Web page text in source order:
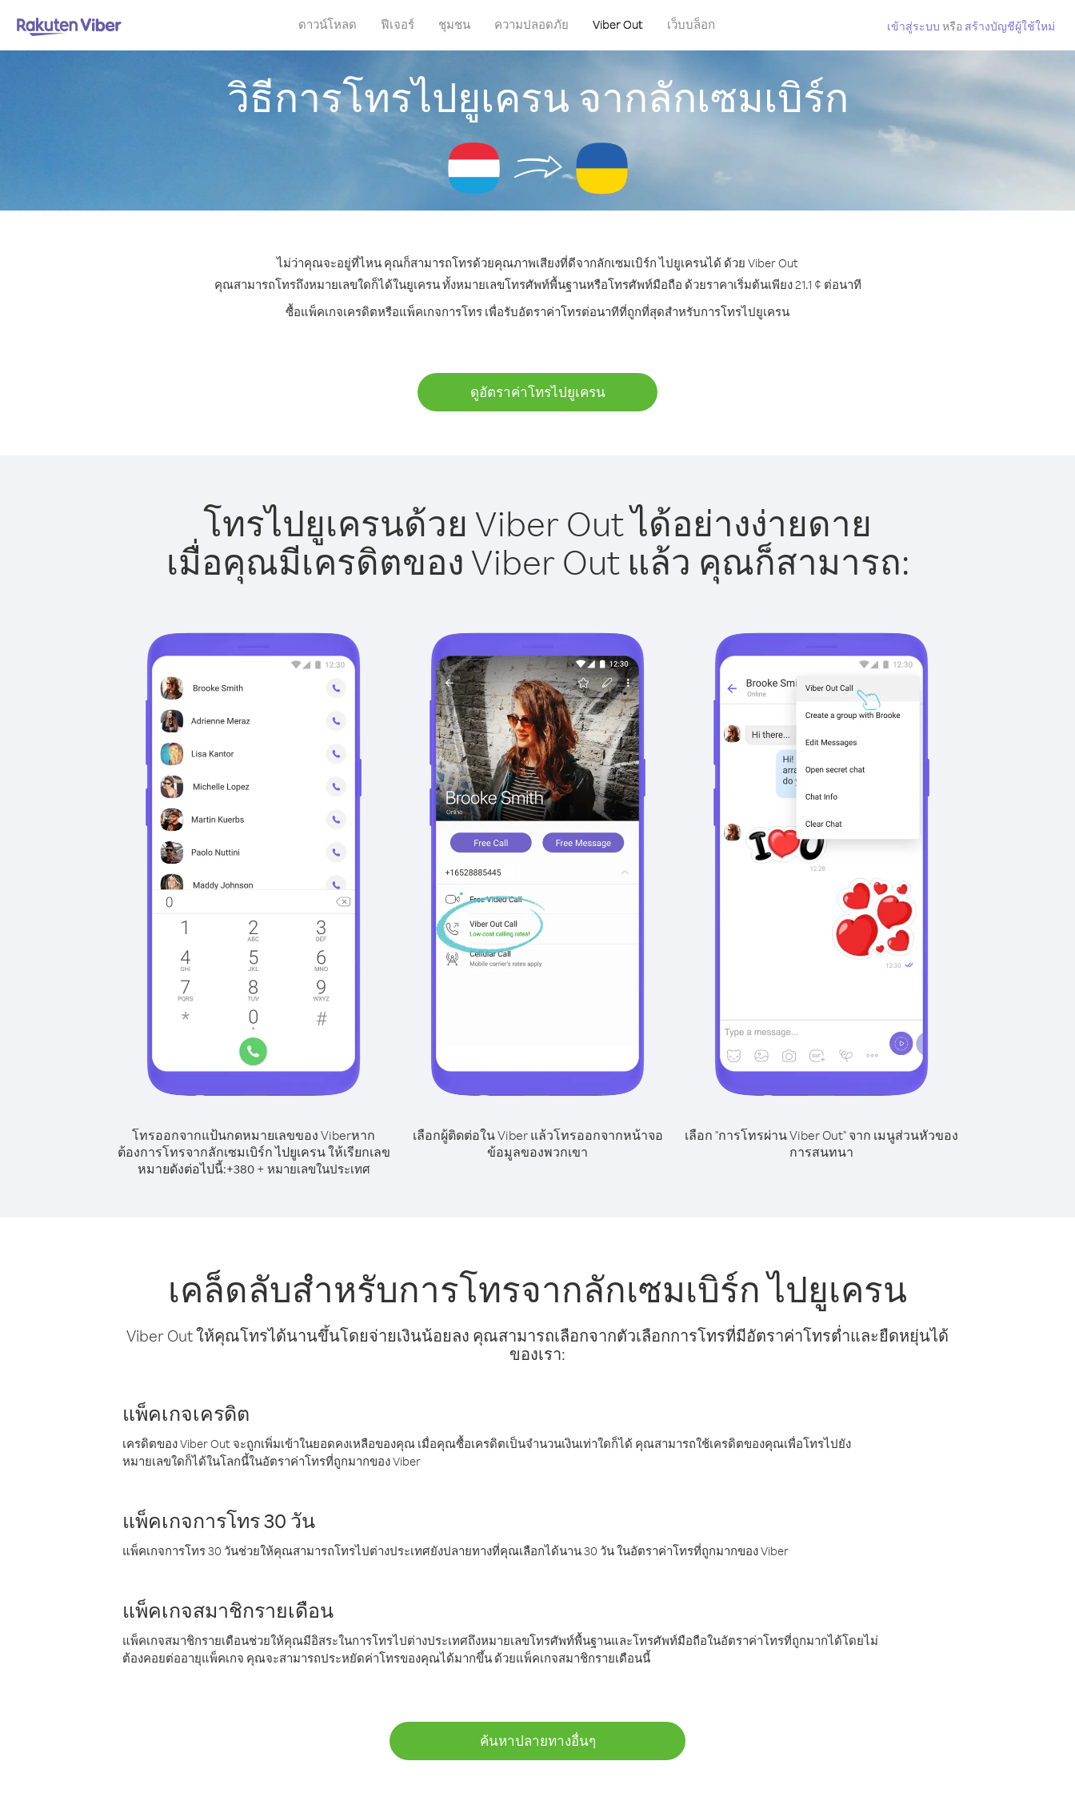
ดาวน์โหลด ฟีเจอร์ ชุมชน ความปลอดภัย Viber Out เว็บบล็อก เข้าสู่ระบบ หรือ สร้างบัญชีผู้ใช้ใหม่
วิธีการโทรไปยูเครน จากลักเซมเบิร์ก
ไม่ว่าคุณจะอยู่ที่ไหน คุณก็สามารถโทรด้วยคุณภาพเสียงที่ดีจากลักเซมเบิร์ก ไปยูเครนได้ ด้วย Viber Out
คุณสามารถโทรถึงหมายเลขใดก็ได้ในยูเครน ทั้งหมายเลขโทรศัพท์พื้นฐานหรือโทรศัพท์มือถือ ด้วยราคาเริ่มต้นเพียง 21.1 ¢ ต่อนาที
ซื้อแพ็คเกจเครดิตหรือแพ็คเกจการโทร เพื่อรับอัตราค่าโทรต่อนาทีที่ถูกที่สุดสำหรับการโทรไปยูเครน
ดูอัตราค่าโทรไปยูเครน
โทรไปยูเครนด้วย Viber Out ได้อย่างง่ายดาย
เมื่อคุณมีเครดิตของ Viber Out แล้ว คุณก็สามารถ:
โทรออกจากแป้นกดหมายเลขของ Viberหาก
ต้องการโทรจากลักเซมเบิร์ก ไปยูเครน ให้เรียกเลข
หมายดังต่อไปนี้:+380+ หมายเลขในประเทศ
เลือกผู้ติดต่อใน Viber แล้วโทรออกจากหน้าจอ
ข้อมูลของพวกเขา
เลือก "การโทรผ่าน Viber Out" จาก เมนูส่วนหัวของ
การสนทนา
เคล็ดลับสำหรับการโทรจากลักเซมเบิร์ก ไปยูเครน
Viber Out ให้คุณโทรได้นานขึ้นโดยจ่ายเงินน้อยลง คุณสามารถเลือกจากตัวเลือกการโทรที่มีอัตราค่าโทรต่ำและยืดหยุ่นได้
ของเรา:
แพ็คเกจเครดิต
เครดิตของ Viber Out จะถูกเพิ่มเข้าในยอดคงเหลือของคุณ เมื่อคุณซื้อเครดิตเป็นจำนวนเงินเท่าใดก็ได้ คุณสามารถใช้เครดิตของคุณเพื่อโทรไปยัง
หมายเลขใดก็ได้ในโลกนี้ในอัตราค่าโทรที่ถูกมากของ Viber
แพ็คเกจการโทร 30 วัน
แพ็คเกจการโทร 30 วันช่วยให้คุณสามารถโทรไปต่างประเทศยังปลายทางที่คุณเลือกได้นาน 30 วัน ในอัตราค่าโทรที่ถูกมากของ Viber
แพ็คเกจสมาชิกรายเดือน
แพ็คเกจสมาชิกรายเดือนช่วยให้คุณมีอิสระในการโทรไปต่างประเทศถึงหมายเลขโทรศัพท์พื้นฐานและโทรศัพท์มือถือในอัตราค่าโทรที่ถูกมากได้โดยไม่
ต้องคอยต่ออายุแพ็คเกจ คุณจะสามารถประหยัดค่าโทรของคุณได้มากขึ้น ด้วยแพ็คเกจสมาชิกรายเดือนนี้
ค้นหาปลายทางอื่นๆ